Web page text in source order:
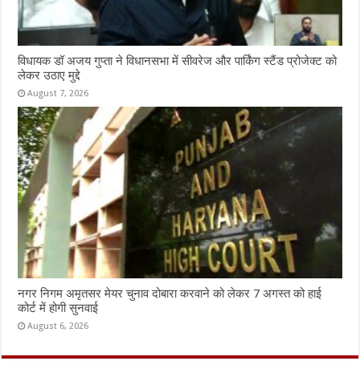
विधायक डॉ अजय गुप्ता ने विधानसभा में सीवरेज और पार्किंग स्टैंड प्रोजेक्ट को
लेकर उठाए मुद्दे
August 7, 2026
नगर निगम अमृतसर मेयर चुनाव दोबारा करवाने को लेकर 7 अगस्त को हाई
कोर्ट में होगी सुनवाई
August 6, 2026